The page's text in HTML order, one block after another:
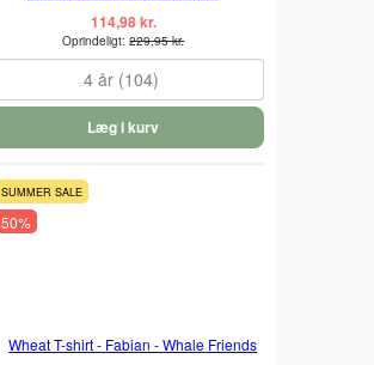
114,98 kr.
Oprindeligt:229,95 kr.
4 år (104)
Læg i kurv
SUMMER SALE
50%